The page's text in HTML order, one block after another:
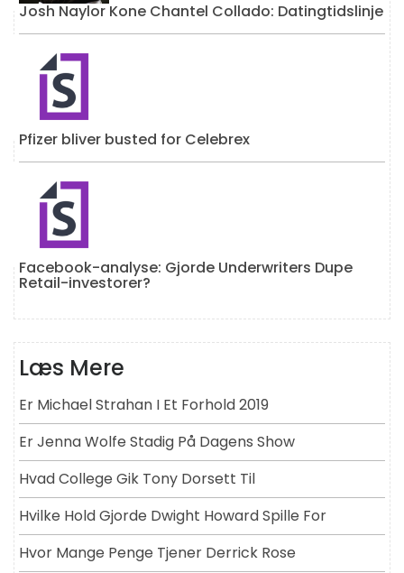
Josh Naylor Kone Chantel Collado: Datingtidslinje
Pfizer bliver busted for Celebrex
Facebook-analyse: Gjorde Underwriters Dupe
Retail-investorer?
Læs Mere
Er Michael Strahan I Et Forhold 2019
Er Jenna Wolfe Stadig På Dagens Show
Hvad College Gik Tony Dorsett Til
Hvilke Hold Gjorde Dwight Howard Spille For
Hvor Mange Penge Tjener Derrick Rose